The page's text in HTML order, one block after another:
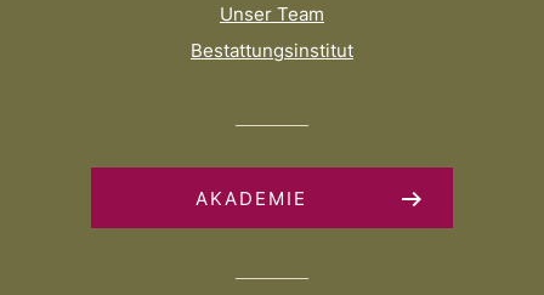
Unser Team
Bestattungsinstitut
AKADEMIE